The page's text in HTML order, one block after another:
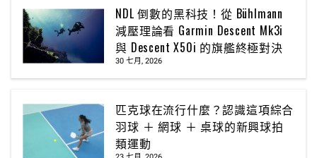
NDL 倒數的黑科技！從 Bühlmann
減壓理論看 Garmin Descent Mk3i
與 Descent X50i 的旗艦終極對決
30 七月, 2026
匹克球在流行什麼？認識這項綜合
羽球 ＋ 網球 ＋ 桌球的新興球拍
類運動